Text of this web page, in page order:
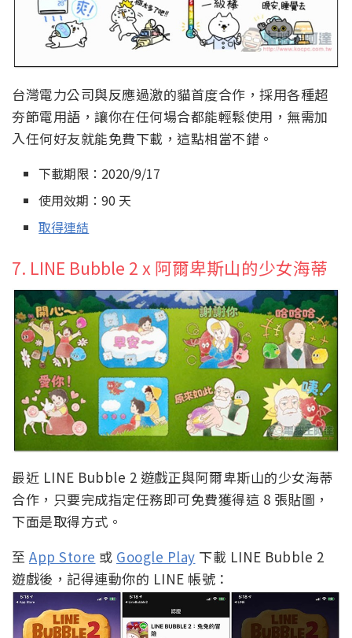
台灣電力公司與反應過激的貓首度合作，採用各種超
夯節電用語，讓你在任何場合都能輕鬆使用，無需加
入任何好友就能免費下載，這點相當不錯。
下載期限：2020/9/17
使用效期：90 天
取得連結
7. LINE Bubble 2 x 阿爾卑斯山的少女海蒂
最近 LINE Bubble 2 遊戲正與阿爾卑斯山的少女海蒂
合作，只要完成指定任務即可免費獲得這 8 張貼圖，
下面是取得方式。
至 App Store 或 Google Play 下載 LINE Bubble 2
遊戲後，記得連動你的 LINE 帳號：